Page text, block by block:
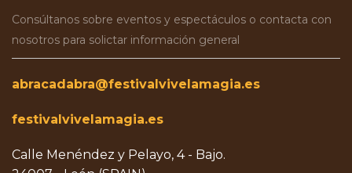
Consúltanos sobre eventos y espectáculos o contacta con
nosotros para solictar información general
abracadabra@festivalvivelamagia.es
festivalvivelamagia.es
Calle Menéndez y Pelayo, 4 - Bajo.